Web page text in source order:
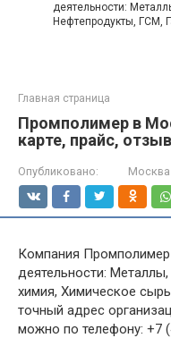
деятельности:
Нефтепродукты, ГСМ,
Главная страница
Промполимер в
карте, прайс,
Опубликовано: Москва
Компания
деятельности:
химия, Химическое
точный адрес
можно по телефону: +7